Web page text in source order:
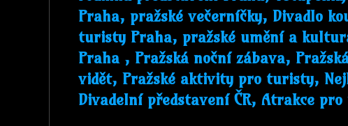
Praha, pražské večerníčky, Divadlo
turisty Praha, pražské umění a
Praha , Pražská noční zábava,
vidět, Pražské aktivity pro turisty,
Divadelní představení ČR, Atrakce